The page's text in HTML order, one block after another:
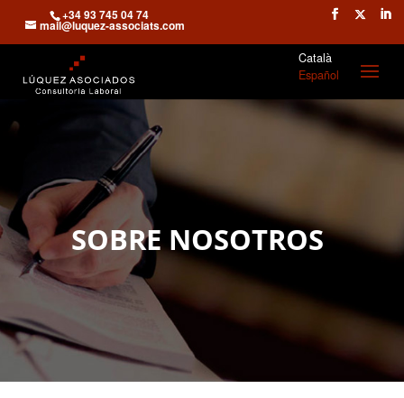
+34 93 745 04 74
mail@luquez-associats.com
Català
Español
SOBRE NOSOTROS